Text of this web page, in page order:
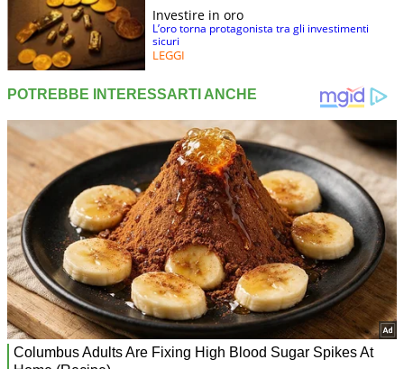
Investire in oro
L’oro torna protagonista tra gli investimenti
sicuri
LEGGI